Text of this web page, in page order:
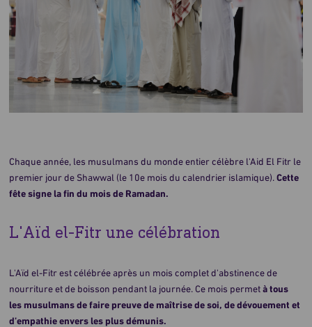
Chaque année, les musulmans du monde entier célèbre l'Aid El Fitr le
premier jour de Shawwal (le 10e mois du calendrier islamique).Cette
fête signe la fin du mois de Ramadan.
L'Aïd el-Fitr une célébration
L'Aïd el-Fitr est célébrée après un mois complet d'abstinence de
nourriture et de boisson pendant la journée. Ce mois permetà tous
les musulmans de faire preuve de maîtrise de soi, de dévouement et
d’empathie envers les plus démunis.